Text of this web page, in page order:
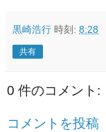
黒崎浩行 時刻: 8:28
共有
0 件のコメント:
コメントを投稿